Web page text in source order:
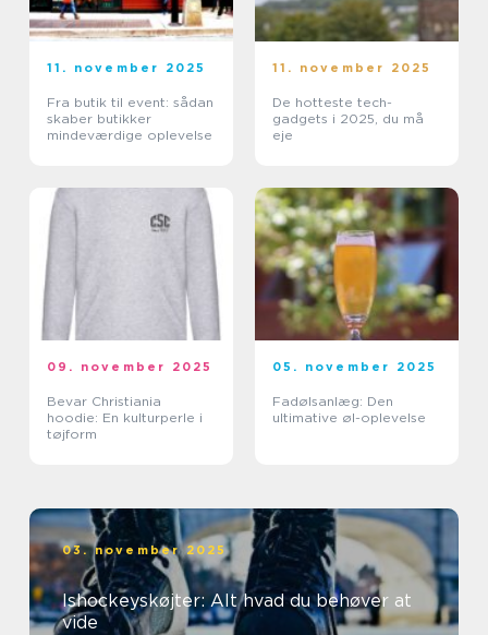
11. november 2025
Fra butik til event: sådan
skaber butikker
mindeværdige oplevelse
11. november 2025
De hotteste tech-
gadgets i 2025, du må
eje
09. november 2025
Bevar Christiania
hoodie: En kulturperle i
tøjform
05. november 2025
Fadølsanlæg: Den
ultimative øl-oplevelse
03. november 2025
Ishockeyskøjter: Alt hvad du behøver at
vide